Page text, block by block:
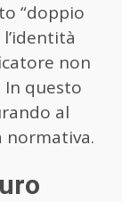
“doppio
non
In questo
al
normativa.